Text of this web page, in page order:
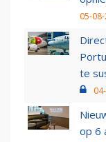
05-
te
op 6